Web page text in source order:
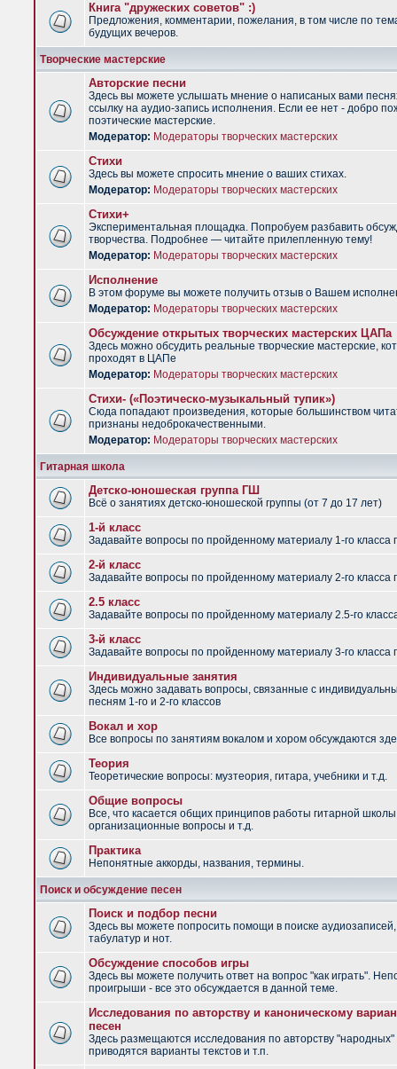
Книга "дружеских советов" :)
Предложения, комментарии, пожелания, в том числе по
будущих вечеров.
Творческие мастерские
Авторские песни
Здесь вы можете услышать мнение о написаных вами
ссылку на аудио-запись исполнения. Если ее нет - добро
поэтические мастерские.
Модератор: Модераторы творческих мастерских
Стихи
Здесь вы можете спросить мнение о ваших стихах.
Модератор: Модераторы творческих мастерских
Стихи+
Экспериментальная площадка. Попробуем разбавить
творчества. Подробнее — читайте прилепленную тему!
Модератор: Модераторы творческих мастерских
Исполнение
В этом форуме вы можете получить отзыв о Вашем
Модератор: Модераторы творческих мастерских
Обсуждение открытых творческих мастерских ЦАПа
Здесь можно обсудить реальные творческие мастерские,
проходят в ЦАПе
Модератор: Модераторы творческих мастерских
Стихи- («Поэтическо-музыкальный тупик»)
Сюда попадают произведения, которые большинством
признаны недоброкачественными.
Модератор: Модераторы творческих мастерских
Гитарная школа
Детско-юношеская группа ГШ
Всё о занятиях детско-юношеской группы (от 7 до 17 лет)
1-й класс
Задавайте вопросы по пройденному материалу 1-го класса
2-й класс
Задавайте вопросы по пройденному материалу 2-го класса
2.5 класс
Задавайте вопросы по пройденному материалу 2.5-го
3-й класс
Задавайте вопросы по пройденному материалу 3-го класса
Индивидуальные занятия
Здесь можно задавать вопросы, связанные с
песням 1-го и 2-го классов
Вокал и хор
Все вопросы по занятиям вокалом и хором обсуждаются
Теория
Теоретические вопросы: музтеория, гитара, учебники и т.д.
Общие вопросы
Все, что касается общих принципов работы гитарной
организационные вопросы и т.д.
Практика
Непонятные аккорды, названия, термины.
Поиск и обсуждение песен
Поиск и подбор песни
Здесь вы можете попросить помощи в поиске аудиозаписей,
табулатур и нот.
Обсуждение способов игры
Здесь вы можете получить ответ на вопрос "как играть".
проигрыши - все это обсуждается в данной теме.
Исследования по авторству и каноническому
песен
Здесь размещаются исследования по авторству "народных"
приводятся варианты текстов и т.п.